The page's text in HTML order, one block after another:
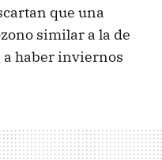
que una
similar a la de
a haber inviernos